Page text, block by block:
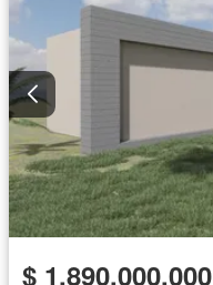
$ 1.890.000.000